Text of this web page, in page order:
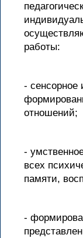
работы:
- сенсорное
отношений;
-
всех
памяти,
-